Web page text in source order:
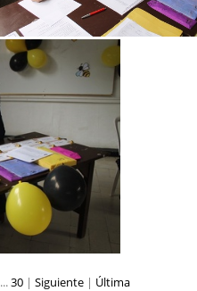
...30 | Siguiente | Última